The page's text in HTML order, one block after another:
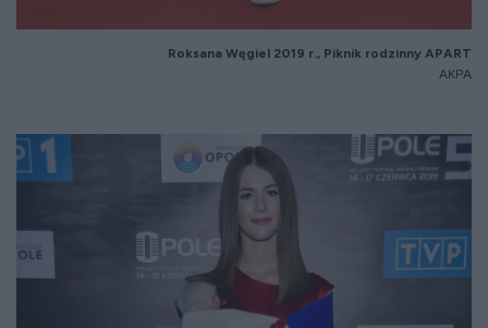
Roksana Węgiel 2019 r., Piknik rodzinny APART
AKPA